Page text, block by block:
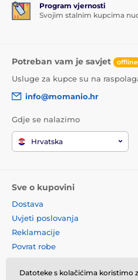
Program vjernosti
Svojim stalnim kupcima
Potreban vam je savjet offline
Usluge za kupce su na
info@momanio.hr
Gdje se nalazimo
Hrvatska
Sve o kupovini
Dostava
Uvjeti poslovanja
Reklamacije
Povrat robe
Načela o korištenju kolačića
Datoteke s kolačićima koristimo